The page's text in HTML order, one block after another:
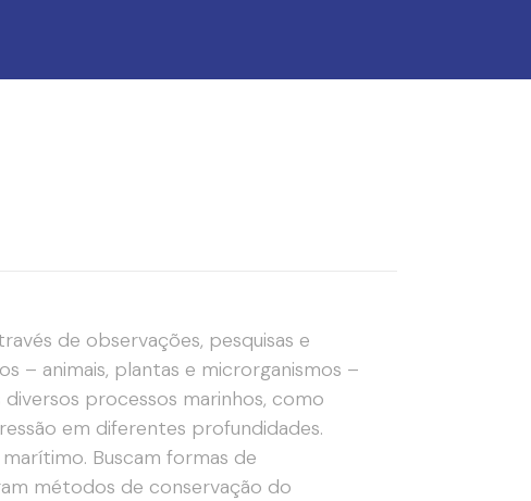
de observações, pesquisas e
– animais, plantas e microrganismos –
processos marinhos, como
em diferentes profundidades.
Buscam formas de
métodos de conservação do